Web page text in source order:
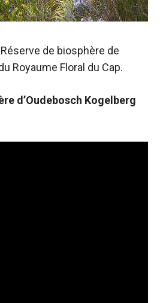
Réserve de biosphère de
Royaume Floral du Cap.
d’Oudebosch Kogelberg